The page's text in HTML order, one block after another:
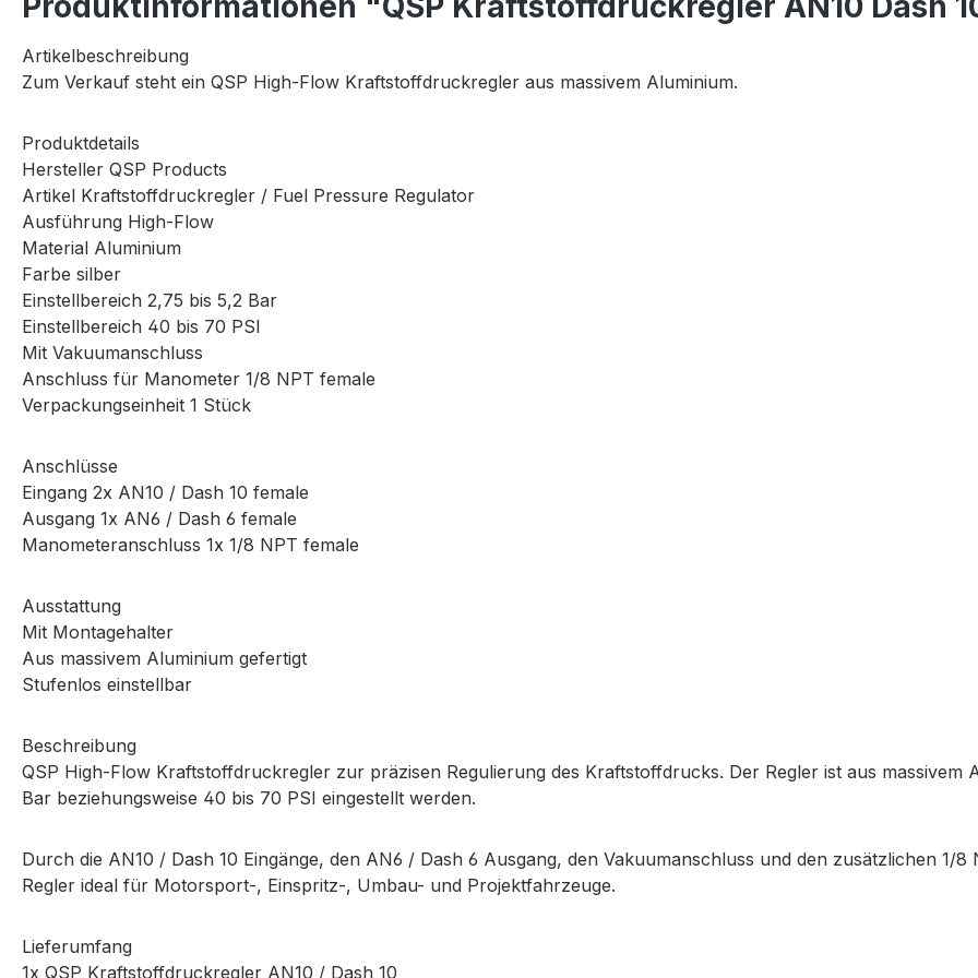
Artikelbeschreibung
Zum Verkauf steht ein QSP High-Flow Kraftstoffdruckregler aus massivem Aluminium.
Produktdetails
Hersteller QSP Products
Artikel Kraftstoffdruckregler / Fuel Pressure Regulator
Ausführung High-Flow
Material Aluminium
Farbe silber
Einstellbereich 2,75 bis 5,2 Bar
Einstellbereich 40 bis 70 PSI
Mit Vakuumanschluss
Anschluss für Manometer 1/8 NPT female
Verpackungseinheit 1 Stück
Anschlüsse
Eingang 2x AN10 / Dash 10 female
Ausgang 1x AN6 / Dash 6 female
Manometeranschluss 1x 1/8 NPT female
Ausstattung
Mit Montagehalter
Aus massivem Aluminium gefertigt
Stufenlos einstellbar
Beschreibung
QSP High-Flow Kraftstoffdruckregler zur präzisen Regulierung des Kraftstoffdrucks. Der Regler ist aus massivem
Bar beziehungsweise 40 bis 70 PSI eingestellt werden.
Durch die AN10 / Dash 10 Eingänge, den AN6 / Dash 6 Ausgang, den Vakuumanschluss und den zusätzlichen 1/
Regler ideal für Motorsport-, Einspritz-, Umbau- und Projektfahrzeuge.
Lieferumfang
1x QSP Kraftstoffdruckregler AN10 / Dash 10